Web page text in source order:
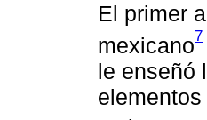
El primer
mexicano7
le enseñó